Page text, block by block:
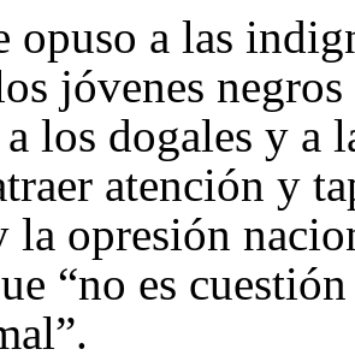
opuso a las
jóvenes
los dogales y a
atención y
la opresión
“no es